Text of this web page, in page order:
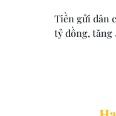
Tiền gửi dân
tỷ đồng, tăng